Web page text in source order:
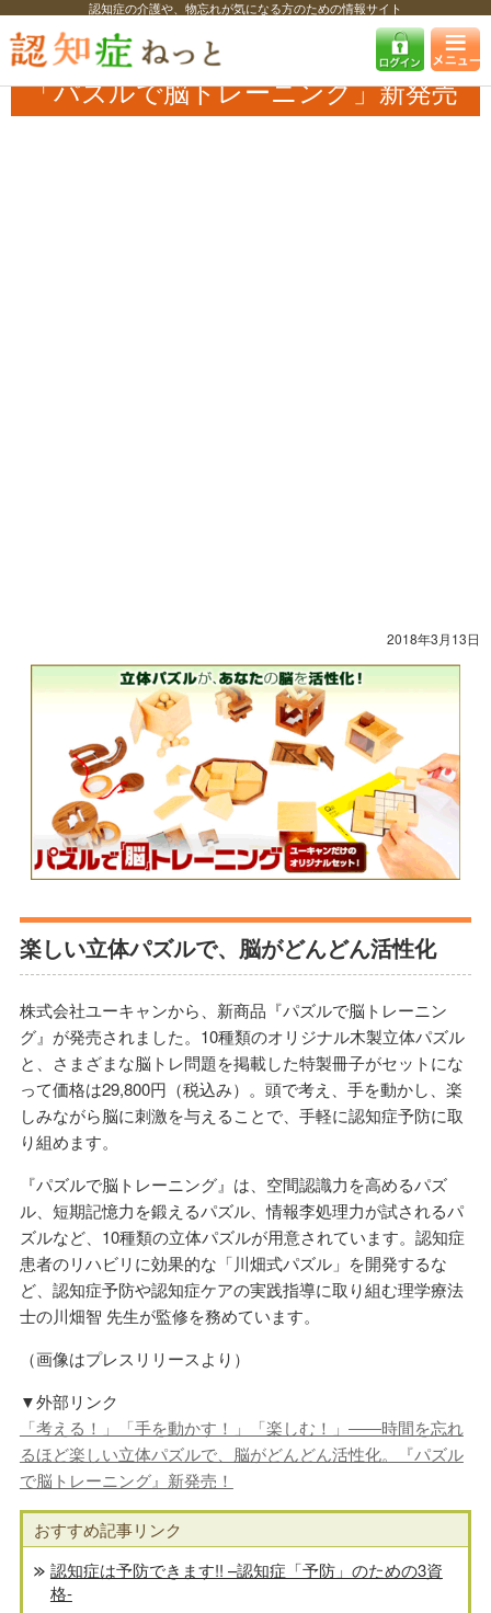
認知症の介護や、物忘れが気になる方のための情報サイト
認知症ねっと 認知症最新ニュース 予防・改善
「パズルで脳トレーニ
ング」新発売
「パズルで脳トレーニング」新発売
2018年3月13日
楽しい立体パズルで、脳がどんどん活性化
株式会社ユーキャンから、新商品『パズルで脳トレーニン
グ』が発売されました。10種類のオリジナル木製立体パズル
と、さまざまな脳トレ問題を掲載した特製冊子がセットにな
って価格は29,800円（税込み）。頭で考え、手を動かし、楽
しみながら脳に刺激を与えることで、手軽に認知症予防に取
り組めます。
『パズルで脳トレーニング』は、空間認識力を高めるパズ
ル、短期記憶力を鍛えるパズル、情報李処理力が試されるパ
ズルなど、10種類の立体パズルが用意されています。認知症
患者のリハビリに効果的な「川畑式パズル」を開発するな
ど、認知症予防や認知症ケアの実践指導に取り組む理学療法
士の川畑智 先生が監修を務めています。
（画像はプレスリリースより）
▼外部リンク
「考える！」「手を動かす！」「楽しむ！」――時間を忘れ
るほど楽しい立体パズルで、脳がどんどん活性化。『パズル
で脳トレーニング』新発売！
おすすめ記事リンク
認知症は予防できます!! –認知症「予防」のための3資
格-